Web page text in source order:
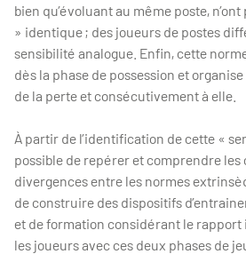
bien qu’évoluant au même poste,
» identique ; des joueurs de postes
sensibilité analogue. Enfin, cette
dès la phase de possession et
de la perte et consécutivement à elle.
À partir de l’identification de cette «
possible de repérer et comprendre les
divergences entre les normes
de construire des dispositifs
et de formation considérant le
les joueurs avec ces deux phases de